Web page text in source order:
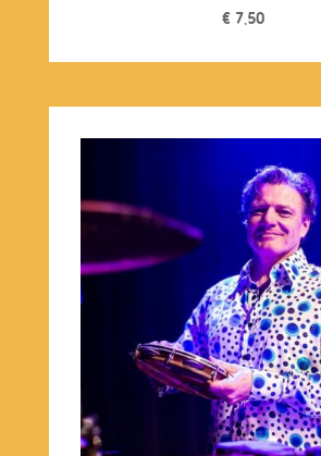
€ 7,50